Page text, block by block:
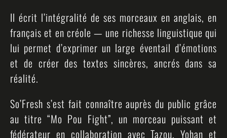
Il écrit l’intégralité de ses morceaux en anglais, en
français et en créole — une richesse linguistique qui
lui permet d’exprimer un large éventail d’émotions
et de créer des textes sincères, ancrés dans sa
réalité.
So’Fresh s’est fait connaître auprès du public grâce
au titre “Mo Pou Fight”, un morceau puissant et
fédérateur en collaboration avec Tazou, Yohan et